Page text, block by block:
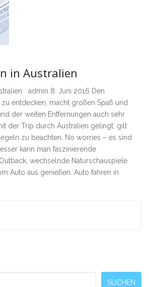
in Australien
admin 8. Juni 2016 Den
entdecken, macht großen Spaß und
der weiten Entfernungen auch sehr
der Trip durch Australien gelingt, gilt
zu beachten. No worries – es sind
kann man faszinierende
wechselnde Naturschauspiele
Auto aus genießen. Auto fahren in
SUCHEN